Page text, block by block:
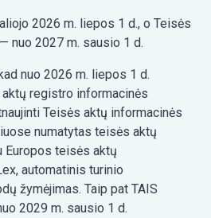
2026 m. liepos 1 d., o Teisės
nuo 2027 m. sausio 1 d.
nuo 2026 m. liepos 1 d.
registro informacinės
Teisės aktų informacinės
numatytas teisės aktų
Europos teisės aktų
automatinis turinio
žymėjimas. Taip pat TAIS
2029 m. sausio 1 d.